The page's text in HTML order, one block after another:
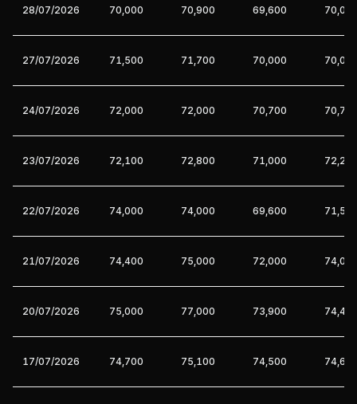
28/07/2026 70,000 70,900 69,600
27/07/2026 71,500 71,700 70,000
24/07/2026 72,000 72,000 70,700
23/07/2026 72,100 72,800 71,000
22/07/2026 74,000 74,000 69,600
21/07/2026 74,400 75,000 72,000
20/07/2026 75,000 77,000 73,900
17/07/2026 74,700 75,100 74,500